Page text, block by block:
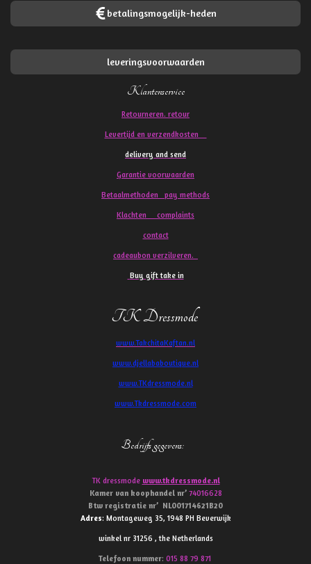
betalingsmogelijk-heden
leveringsvoorwaarden
Klantenservice
Retourneren. retour
Levertijd en verzendkosten
delivery and send
Garantie voorwaarden
Betaalmethoden pay methods
Klachten complaints
contact
cadeaubon verzilveren.
Buy gift take in
TK Dressmode
www.TakchitaKaftan.nl
www.djellababoutique.nl
www.TKdressmode.nl
www.Tkdressmode.com
Bedrijfs gegevens:
TK dressmode www.tkdressmode.nl
Kamer van koophandel nr’ 74016628
Btw registratie nr’ NL001714621B20
Adres: Montageweg 35, 1948 PH Beverwijk
winkel nr 31256 , the Netherlands
Telefoon nummer: 015 88 79 871